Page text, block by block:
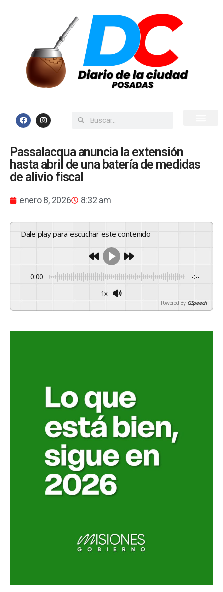
Passalacqua anuncia la extensión
hasta abril de una batería de medidas
de alivio fiscal
enero 8, 2026 8:32 am
Dale play para escuchar este contenido
0:00 -:--
1x
Powered By GSpeech